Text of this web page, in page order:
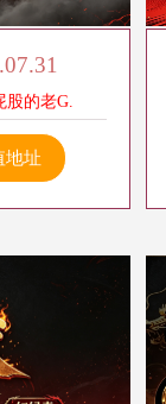
股的老G.
地址